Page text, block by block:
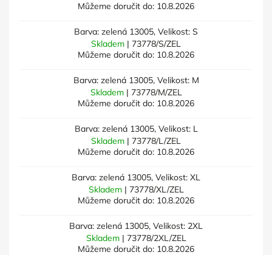
Můžeme doručit do: 10.8.2026
Barva: zelená 13005, Velikost: S
Skladem | 73778/S/ZEL
Můžeme doručit do: 10.8.2026
Barva: zelená 13005, Velikost: M
Skladem | 73778/M/ZEL
Můžeme doručit do: 10.8.2026
Barva: zelená 13005, Velikost: L
Skladem | 73778/L/ZEL
Můžeme doručit do: 10.8.2026
Barva: zelená 13005, Velikost: XL
Skladem | 73778/XL/ZEL
Můžeme doručit do: 10.8.2026
Barva: zelená 13005, Velikost: 2XL
Skladem | 73778/2XL/ZEL
Můžeme doručit do: 10.8.2026